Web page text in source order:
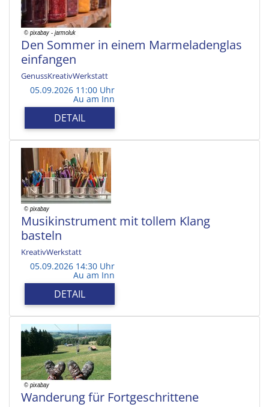
Den Sommer in einem Marmeladenglas
einfangen
GenussKreativWerkstatt
05.09.2026 11:00 Uhr
Au am Inn
DETAIL
Musikinstrument mit tollem Klang
basteln
KreativWerkstatt
05.09.2026 14:30 Uhr
Au am Inn
DETAIL
Wanderung für Fortgeschrittene